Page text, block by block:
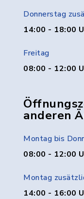
Donnerstag
14:00 - 18:00
Freitag
08:00 - 12:00
anderen
Montag bis
08:00 - 12:00
Montag
14:00 - 16:00